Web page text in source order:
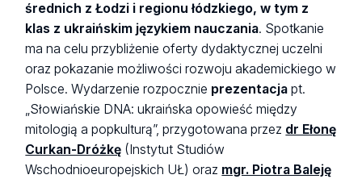
średnich z Łodzi i regionu łódzkiego, w tym z
klas z ukraińskim językiem nauczania. Spotkanie
ma na celu przybliżenie oferty dydaktycznej uczelni
oraz pokazanie możliwości rozwoju akademickiego w
Polsce. Wydarzenie rozpocznie prezentacjapt.
„Słowiańskie DNA: ukraińska opowieść między
mitologią a popkulturą”, przygotowana przez dr Ełonę
Curkan-Dróżkę (Instytut Studiów
Wschodnioeuropejskich UŁ) oraz mgr. Piotra Baleję